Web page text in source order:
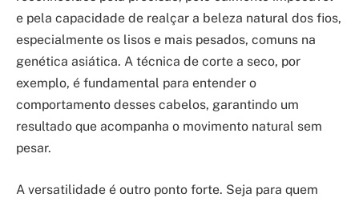
e pela capacidade de realçar a beleza natural dos fios,
especialmente os lisos e mais pesados, comuns na
genética asiática. A técnica de corte a seco, por
exemplo, é fundamental para entender o
comportamento desses cabelos, garantindo um
resultado que acompanha o movimento natural sem
pesar.
A versatilidade é outro ponto forte. Seja para quem